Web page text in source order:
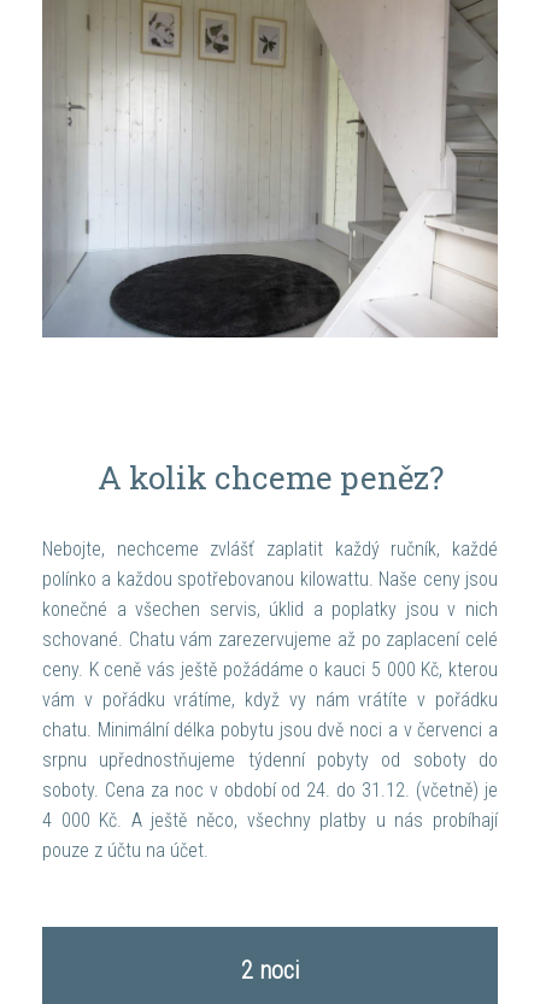
A kolik chceme peněz?
Nebojte, nechceme zvlášť zaplatit každý ručník, každé
polínko a každou spotřebovanou kilowattu. Naše ceny jsou
konečné a všechen servis, úklid a poplatky jsou v nich
schované. Chatu vám zarezervujeme až po zaplacení celé
ceny. K ceně vás ještě požádáme o kauci 5 000 Kč, kterou
vám v pořádku vrátíme, když vy nám vrátíte v pořádku
chatu. Minimální délka pobytu jsou dvě noci a v červenci a
srpnu upřednostňujeme týdenní pobyty od soboty do
soboty. Cena za noc v období od 24. do 31.12. (včetně) je
4 000 Kč. A ještě něco, všechny platby u nás probíhají
pouze z účtu na účet.
2 noci